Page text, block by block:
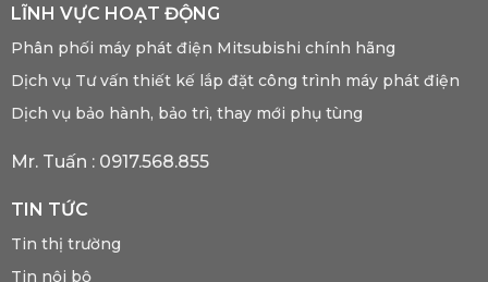
LĨNH VỰC HOẠT ĐỘNG
Phân phối máy phát điện Mitsubishi chính hãng
Dịch vụ Tư vấn thiết kế lắp đặt công trình máy phát điện
Dịch vụ bảo hành, bảo trì, thay mới phụ tùng
Mr. Tuấn : 0917.568.855
TIN TỨC
Tin thị trường
Tin nội bộ